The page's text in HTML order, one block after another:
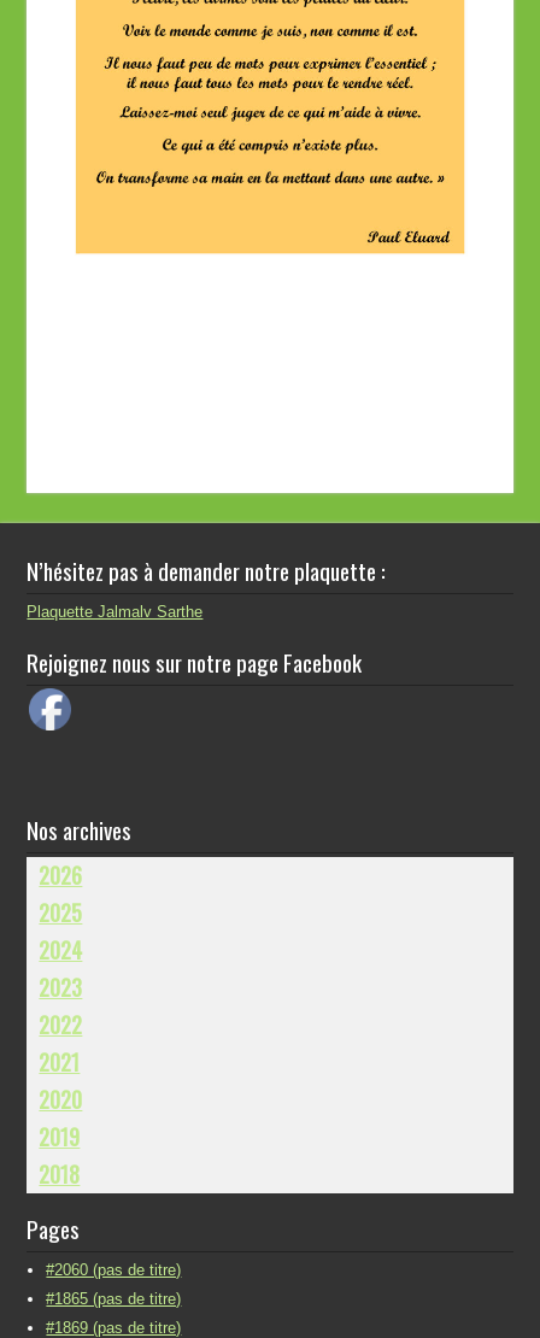
N’hésitez pas à demander notre plaquette :
Plaquette Jalmalv Sarthe
Rejoignez nous sur notre page Facebook
Nos archives
2026
2025
2024
2023
2022
2021
2020
2019
2018
Pages
#2060 (pas de titre)
#1865 (pas de titre)
#1869 (pas de titre)